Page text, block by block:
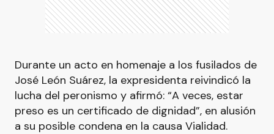
Durante un acto en homenaje a los fusilados de
José León Suárez, la expresidenta reivindicó la
lucha del peronismo y afirmó: “A veces, estar
preso es un certificado de dignidad”, en alusión
a su posible condena en la causa Vialidad.